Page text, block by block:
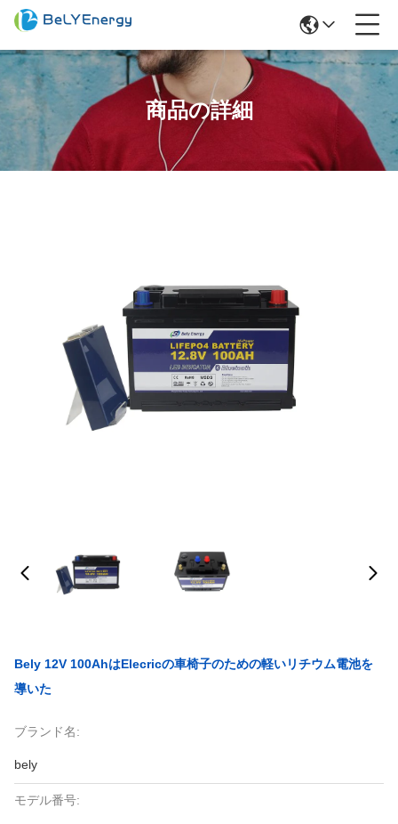
商品の詳細
Bely 12V 100AhはElecricの車椅子のための軽いリチウム電池を
導いた
ブランド名:
bely
モデル番号: